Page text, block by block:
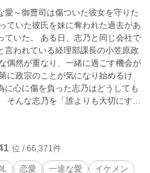
愛～御曹司は傷ついた彼女を守りた
ていた。 ある日、志乃と同じ会社で
言われている経理部課長の小笠原政
偶然が重なり、一緒に過ごす機会が
に政宗のことが気になり始めるけ
に心に傷を負った志乃はどうしても
そんな志乃を「誰よりも大切にす
愛で包み込み、二人の距離は縮ま
宗本人からそのことを聞かされてい
けてーーー。
位 / 66,371件
恋愛 一途な愛 イケメン